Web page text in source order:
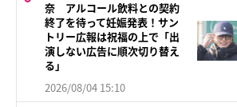
奈 アルコール飲料との契約
終了を待って妊娠発表！サン
トリー広報は祝福の上で「出
演しない広告に順次切り替え
る」
2026/08/04 15:10